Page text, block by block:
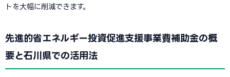
トを大幅に削減できます。
先進的省エネルギー投資促進支援事業費補助金の概
要と石川県での活用法